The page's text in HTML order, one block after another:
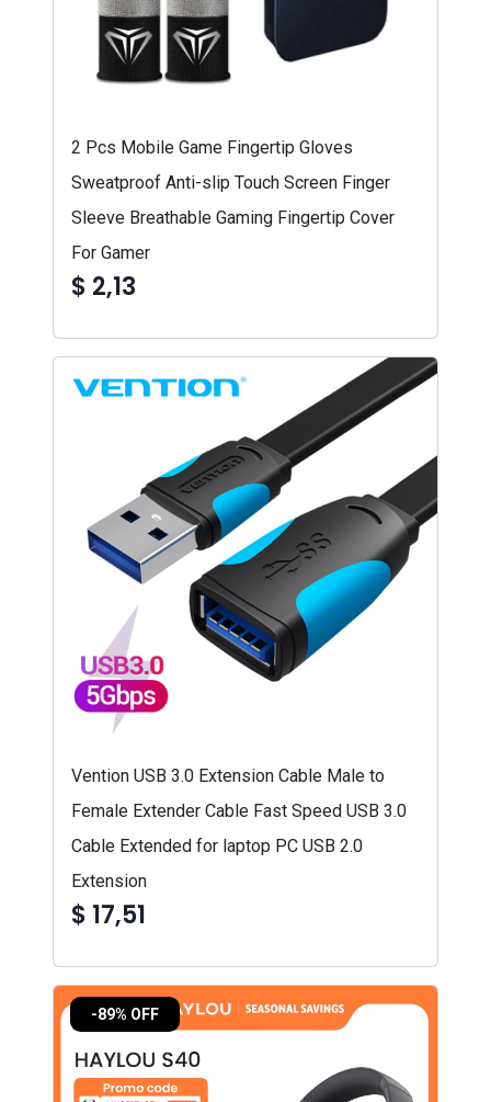
2 Pcs Mobile Game Fingertip Gloves
Sweatproof Anti-slip Touch Screen Finger
Sleeve Breathable Gaming Fingertip Cover
For Gamer
$ 2,13
Vention USB 3.0 Extension Cable Male to
Female Extender Cable Fast Speed USB 3.0
Cable Extended for laptop PC USB 2.0
Extension
$ 17,51
-89% OFF